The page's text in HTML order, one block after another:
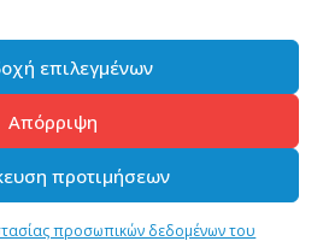
επιλεγμένων
Απόρριψη
προτιμήσεων
προσωπικών δεδομένων του
SHARE